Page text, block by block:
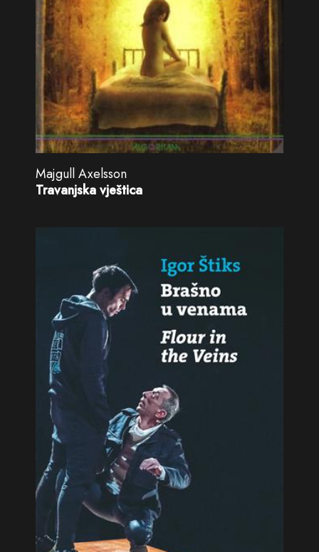
Majgull Axelsson
Travanjska vještica